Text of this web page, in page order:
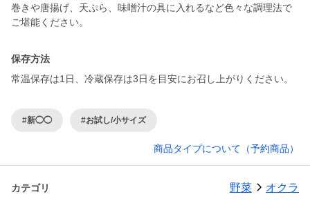
巻きや唐揚げ、天ぷら、味噌汁の具に入れるなど色々な調理法で
ご堪能ください。
保存方法
常温保存は1日、冷蔵保存は3日を目安にお召し上がりください。
#新◯◯ #お試し/小サイズ
商品タイプについて（予約商品）
カテゴリ 野菜 オクラ